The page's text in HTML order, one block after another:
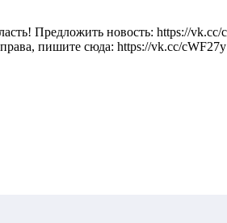
Предложить новость: https://vk.cc/
пишите сюда: https://vk.cc/